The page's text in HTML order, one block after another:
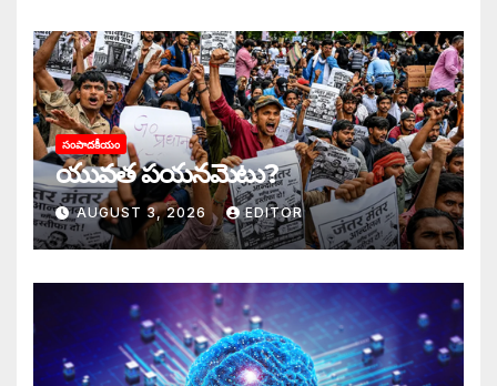
సంపాదకీయం
యువత పయనమెటు?
AUGUST 3, 2026 EDITOR